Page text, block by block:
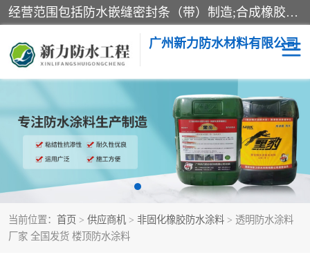
经营范围包括防水嵌缝密封条（带）制造;合成橡胶制造（监控化学品、危险化学品除外）;沥青混合物制造;防水胶粘带制造;其他合成材料制造（监控化学品、危险化学品除外）;涂料制造（监控化学品、危险化学品除外）;建筑结构防水补漏;防水建筑材料制造;粘合剂制造（监控化学品、危险化学品除外）;涂料零售;广州新力防水材料有限公司具有1处分支机构。
广州新力防水材料有限公司
当前位置： 首页 > 供应商机 > 非固化橡胶防水涂料 > 透明防水涂料
厂家 全国发货 楼顶防水涂料
黑豹防水胶 建筑108胶水
乳化沥青防水涂料 自粘卷材
非固化橡胶防水涂料